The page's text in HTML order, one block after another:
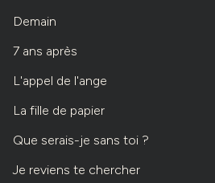
Demain
7 ans après
L'appel de l'ange
La fille de papier
Que serais-je sans toi ?
Je reviens te chercher